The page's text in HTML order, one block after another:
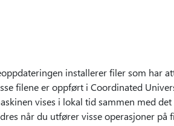
installerer filer som har
filene er oppført i Coordinated
vises i lokal tid sammen med
når du utfører visse operasjoner på